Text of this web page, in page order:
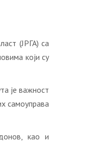
(ЈРГА) са
који су
је важност
самоуправа
као и